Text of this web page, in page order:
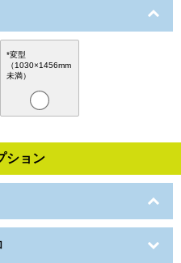
*変型
（1030×1456mm
未満）
ション